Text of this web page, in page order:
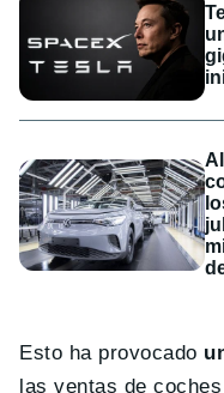
Esto ha provocado
las ventas de